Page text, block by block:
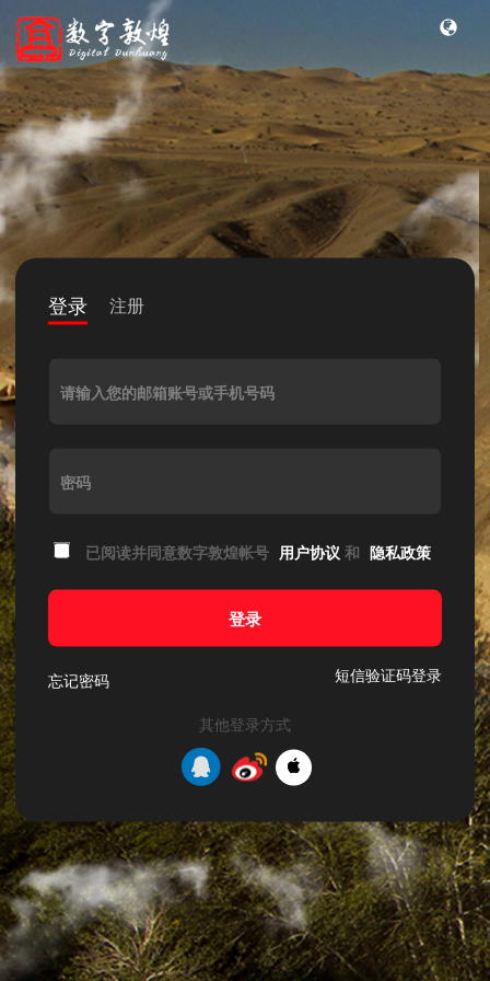
登录 注册
请输入您的邮箱账号或手机号码
密码
已阅读并同意数字敦煌帐号 用户协议 和 隐私政策
登录
忘记密码 短信验证码登录
其他登录方式